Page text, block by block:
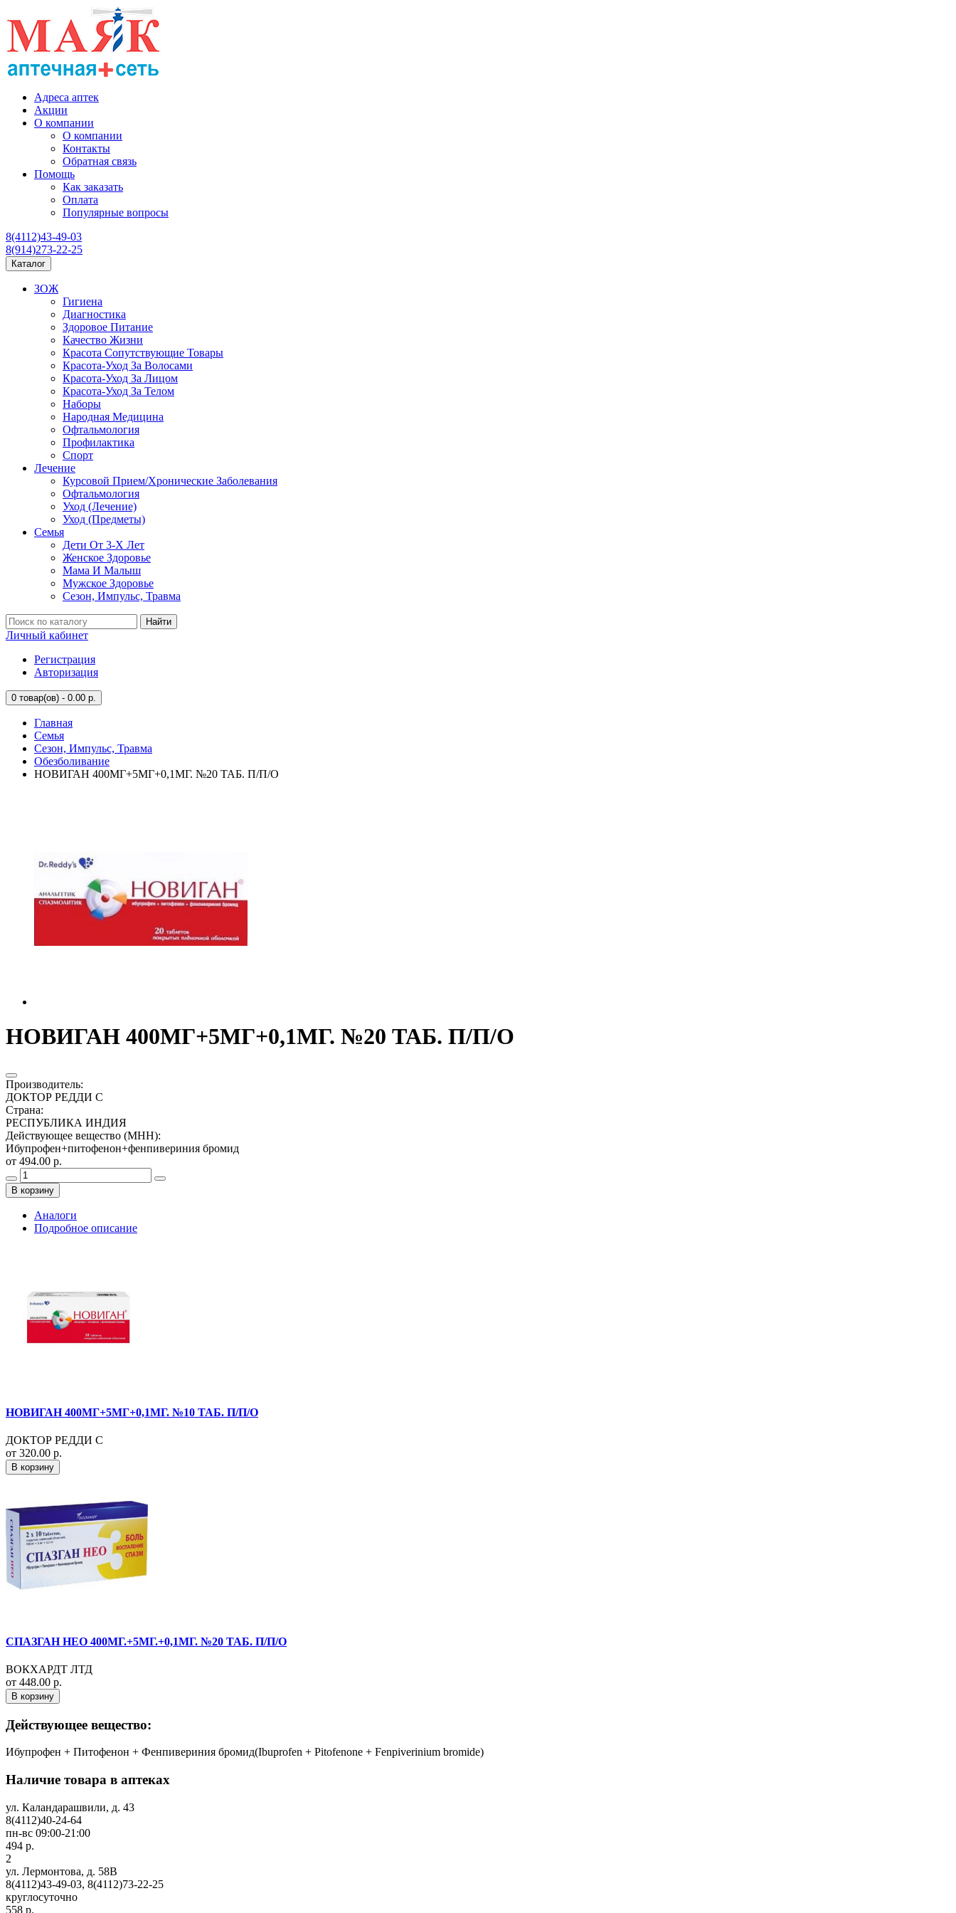
Адреса аптек
Акции
О компании
О компании
Контакты
Обратная связь
Помощь
Как заказать
Оплата
Популярные вопросы
8(4112)43-49-03
8(914)273-22-25
Каталог
ЗОЖ
Гигиена
Диагностика
Здоровое Питание
Качество Жизни
Красота Сопутствующие Товары
Красота-Уход За Волосами
Красота-Уход За Лицом
Красота-Уход За Телом
Наборы
Народная Медицина
Офтальмология
Профилактика
Спорт
Лечение
Курсовой Прием/Хронические Заболевания
Офтальмология
Уход (Лечение)
Уход (Предметы)
Семья
Дети От 3-Х Лет
Женское Здоровье
Мама И Малыш
Мужское Здоровье
Сезон, Импульс, Травма
Найти
Личный кабинет
Регистрация
Авторизация
0 товар(ов) - 0.00 р.
Главная
Семья
Сезон, Импульс, Травма
Обезболивание
НОВИГАН 400МГ+5МГ+0,1МГ. №20 ТАБ. П/П/О
НОВИГАН 400МГ+5МГ+0,1МГ. №20 ТАБ. П/П/О
Производитель:
ДОКТОР РЕДДИ С
Страна:
РЕСПУБЛИКА ИНДИЯ
Действующее вещество (МНН):
Ибупрофен+питофенон+фенпивериния бромид
от 494.00 р.
В корзину
Аналоги
Подробное описание
НОВИГАН 400МГ+5МГ+0,1МГ. №10 ТАБ. П/П/О
ДОКТОР РЕДДИ С
от 320.00 р.
В корзину
СПАЗГАН НЕО 400МГ.+5МГ.+0,1МГ. №20 ТАБ. П/П/О
ВОКХАРДТ ЛТД
от 448.00 р.
В корзину
Действующее вещество:
Ибупрофен + Питофенон + Фенпивериния бромид(Ibuprofen + Pitofenone + Fenpiverinium bromide)
Наличие товара в аптеках
ул. Каландарашвили, д. 43
8(4112)40-24-64
пн-вс 09:00-21:00
494 р.
2
ул. Лермонтова, д. 58В
8(4112)43-49-03, 8(4112)73-22-25
круглосуточно
558 р.